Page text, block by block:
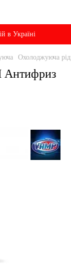
в Україні
Охолоджуюча